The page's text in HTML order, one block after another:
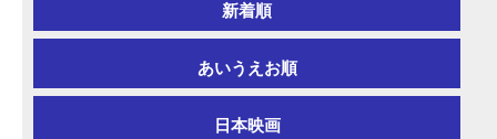
新着順
あいうえお順
日本映画